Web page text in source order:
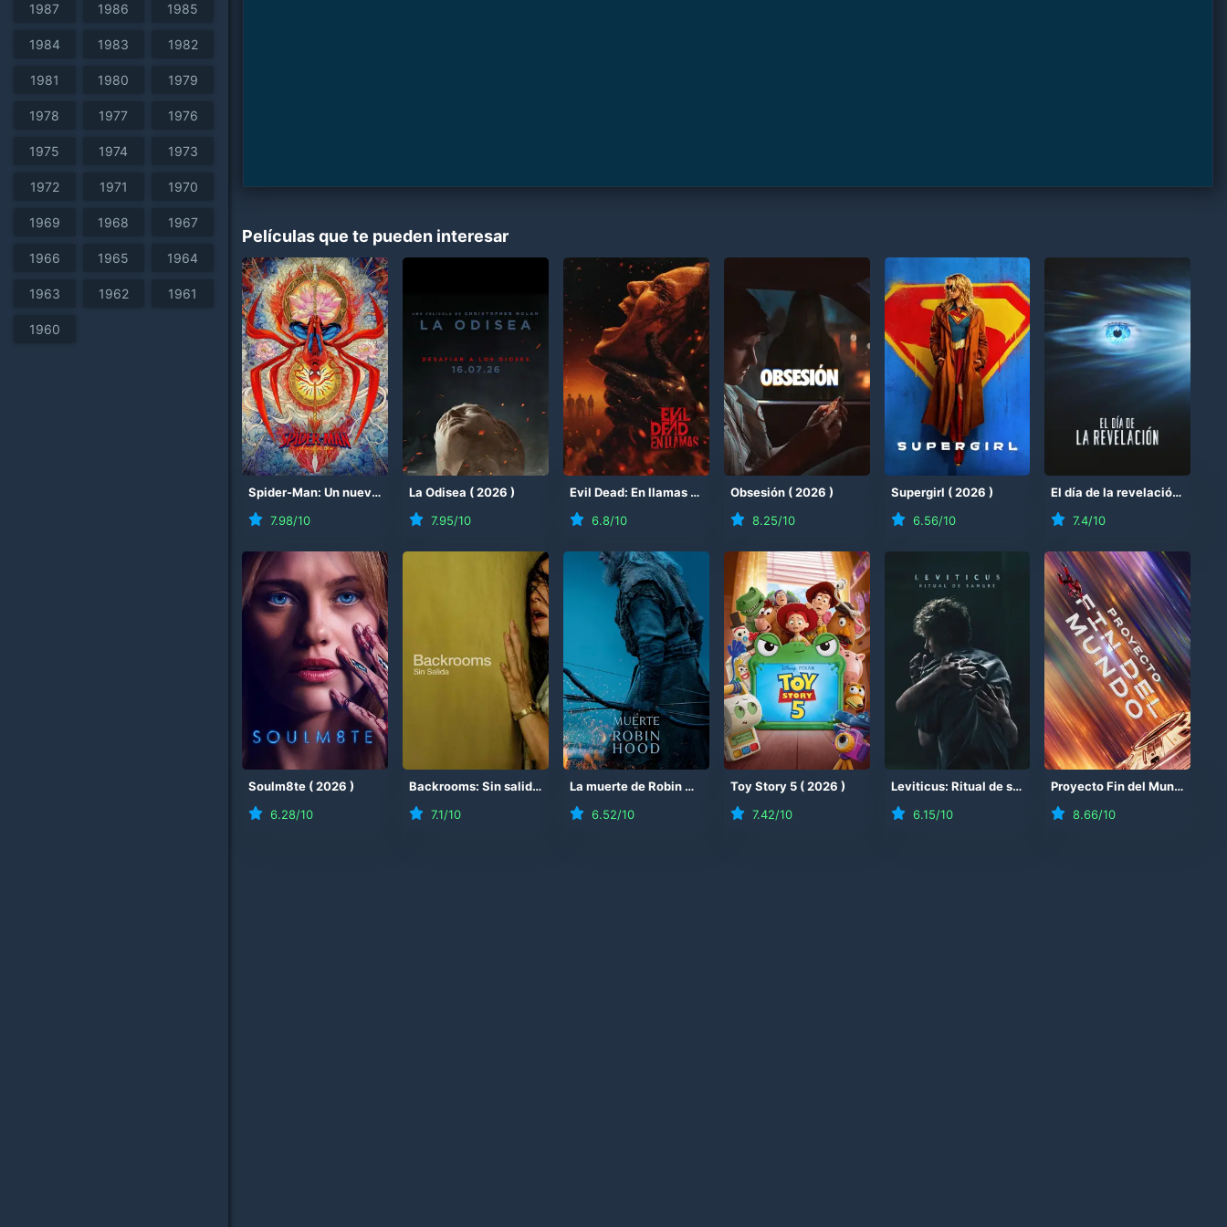
1987 1986 1985
1984 1983 1982
1981 1980 1979
1978 1977 1976
1975 1974 1973
1972 1971 1970
1969 1968 1967
1966 1965 1964
1963 1962 1961
1960
Películas que te pueden interesar
Spider-Man: Un nuevo día (2026)
7.98/10
La Odisea (2026 )
7.95/10
Evil Dead: En llamas (2026
)
6.8/10
Obsesión (2026 )
8.25/10
Supergirl (2026 )
6.56/10
El día de la revelación
7.4/10
Soulm8te (2026 )
6.28/10
Backrooms: Sin salida 2026)
7.1/10
La muerte de Robin Hood 2026)
6.52/10
Toy Story 5 (2026 )
7.42/10
Leviticus: Ritual de sangre (2026)
6.15/10
Proyecto Fin del Mundo
8.66/10